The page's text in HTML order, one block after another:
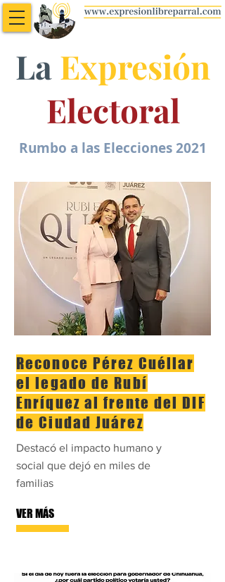
LaExpresión
Electoral
Rumbo a las Elecciones 2021
Reconoce Pérez Cuéllar
el legado de Rubí
Enríquez al frente del DIF
de Ciudad Juárez
Destacó el impacto humano y
social que dejó en miles de
familias
VER MÁS